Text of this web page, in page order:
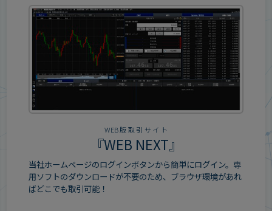
『WEB NEXT
WEB版取引サイト
』
当社ホームページのログインボタンから簡単にログイン。専
用ソフトのダウンロードが不要のため、ブラウザ環境があれ
ばどこでも取引可能！